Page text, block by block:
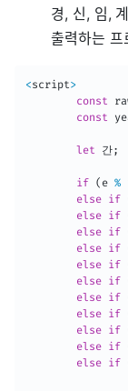
경, 신, 임,
출력하는 프
<script>
const
const
let 간;
if ( e %
else if
else if
else if
else if
else if
else if
else if
else if
else if
else if
else if